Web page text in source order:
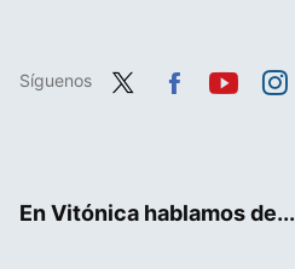
Síguenos
En Vitónica hablamos de...